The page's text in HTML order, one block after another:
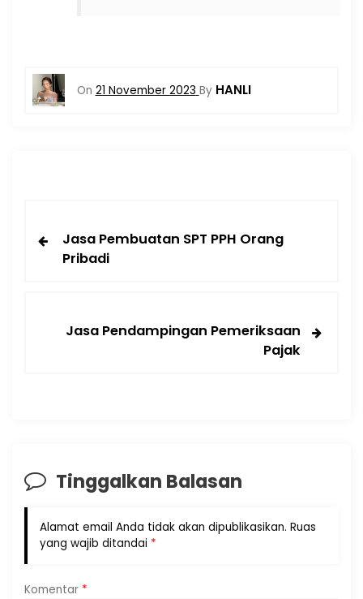
On 21 November 2023 By HANLI
Jasa Pembuatan SPT PPH Orang
Pribadi
Jasa Pendampingan Pemeriksaan
Pajak
Tinggalkan Balasan
Alamat email Anda tidak akan dipublikasikan. Ruas
yang wajib ditandai *
Komentar *